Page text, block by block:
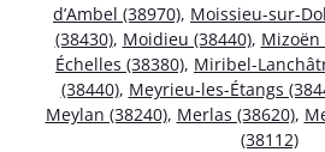
d’Ambel (38970), Moissieu-sur-
(38430), Moidieu (38440), Mizoën
Échelles (38380), Miribel-
(38440), Meyrieu-les-Étangs
Meylan (38240), Merlas (38620),
(38112)